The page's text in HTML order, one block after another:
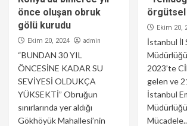
önce oluşan obruk
gölü kurudu
Ekim 20, 2024 admin
“BUNDAN 30 YIL
ÖNCESİNE KADAR SU
SEVİYESİ OLDUKÇA
YÜKSEKTİ” Obruğun
sınırlarında yer aldığı
Gökhöyük Mahallesi’nin
örgütsel
Ekim 20,
İstanbul İl
2023’te
gelen ve
İstanbul